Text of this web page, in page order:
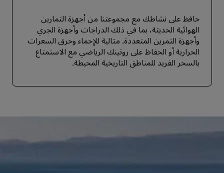
حافظ على نشاطك مع مجموعتنا من أجهزة التمارين
الهوائية الحديثة، بما في ذلك الدراجات وأجهزة الجري
وأجهزة التمرين المتعددة. مثالية للإحماء وحرق السعرات
الحرارية أو الحفاظ على روتينك الرياضي مع الاستمتاع
بالسحر الفريد للمناطق التاريخية المحيطة.